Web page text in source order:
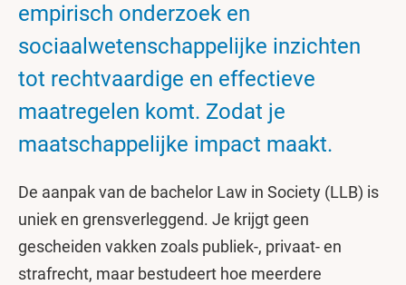
empirisch onderzoek en
sociaalwetenschappelijke inzichten
tot rechtvaardige en effectieve
maatregelen komt. Zodat je
maatschappelijke impact maakt.
De aanpak van de bachelor Law in Society (LLB) is
uniek en grensverleggend. Je krijgt geen
gescheiden vakken zoals publiek-, privaat- en
strafrecht, maar bestudeert hoe meerdere